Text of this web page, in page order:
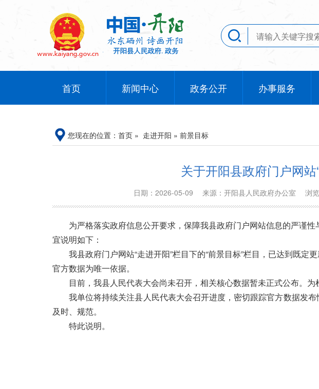
首页 新闻中心 政务公开 办事服务
您现在的位置： 首页 » 走进开阳 » 前景目标
关于开阳县政府门户网
日期：2026-05-09 来源：开阳县人民政府办公室 浏
为严格落实政府信息公开要求，保障我县政府门户网站信息的严谨
宜说明如下：
我县政府门户网站“走进开阳”栏目下的“前景目标”栏目，已达到既
官方数据为唯一依据。
目前，我县人民代表大会尚未召开，相关核心数据暂未正式公布。
我单位将持续关注县人民代表大会召开进度，密切跟踪官方数据发
及时、规范。
特此说明。
开阳县人
2026年